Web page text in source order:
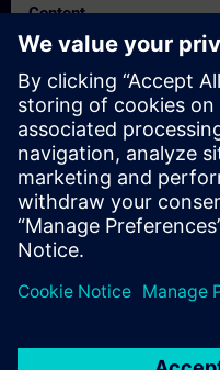
Content
SITRAIN-egenskaper och